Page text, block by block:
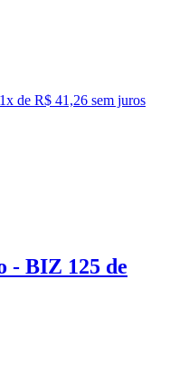
1x de R$ 41,26 sem juros
- BIZ 125 de